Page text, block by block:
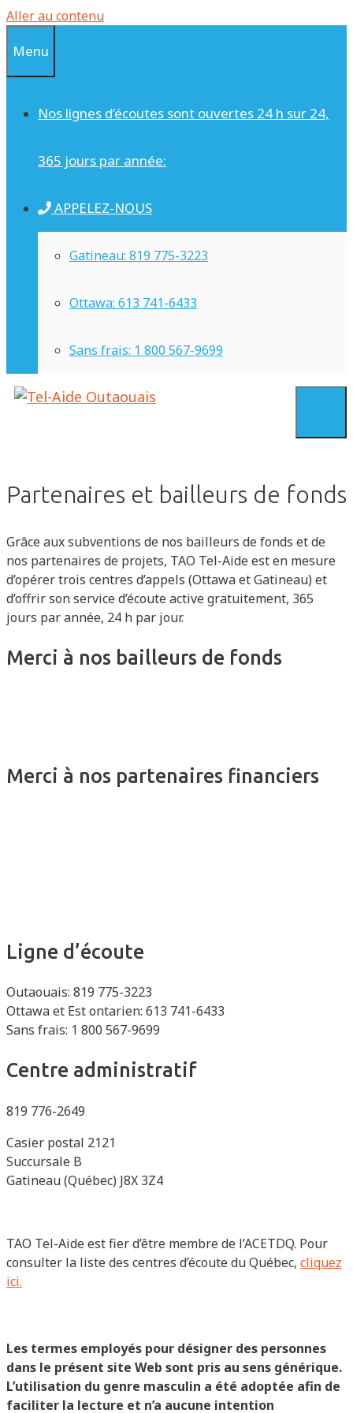
Aller au contenu
Menu
Nos lignes d’écoutes sont ouvertes 24 h sur 24,
365 jours par année:
APPELEZ-NOUS
Gatineau: 819 775-3223
Ottawa: 613 741-6433
Sans frais: 1 800 567-9699
Partenaires et bailleurs de fonds
Grâce aux subventions de nos bailleurs de fonds et de
nos partenaires de projets, TAO Tel-Aide est en mesure
d’opérer trois centres d’appels (Ottawa et Gatineau) et
d’offrir son service d’écoute active gratuitement, 365
jours par année, 24 h par jour.
Merci à nos bailleurs de fonds
Merci à nos partenaires financiers
Ligne d’écoute
Outaouais: 819 775-3223
Ottawa et Est ontarien: 613 741-6433
Sans frais: 1 800 567-9699
Centre administratif
819 776-2649
Casier postal 2121
Succursale B
Gatineau (Québec) J8X 3Z4
TAO Tel-Aide est fier d’être membre de l’ACETDQ. Pour
consulter la liste des centres d’écoute du Québec, cliquez
ici.
Les termes employés pour désigner des personnes
dans le présent site Web sont pris au sens générique.
L’utilisation du genre masculin a été adoptée afin de
faciliter la lecture et n’a aucune intention